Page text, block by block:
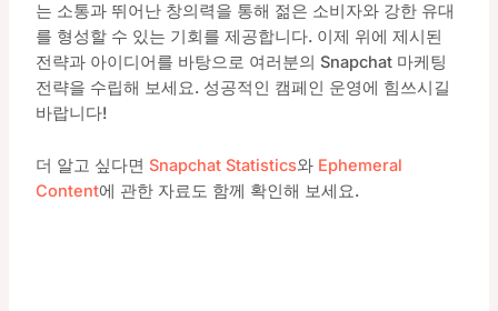
는 소통과 뛰어난 창의력을 통해 젊은 소비자와 강한 유대
를 형성할 수 있는 기회를 제공합니다. 이제 위에 제시된
전략과 아이디어를 바탕으로 여러분의 Snapchat 마케팅
전략을 수립해 보세요. 성공적인 캠페인 운영에 힘쓰시길
바랍니다!
더 알고 싶다면 Snapchat Statistics와 Ephemeral
Content에 관한 자료도 함께 확인해 보세요.